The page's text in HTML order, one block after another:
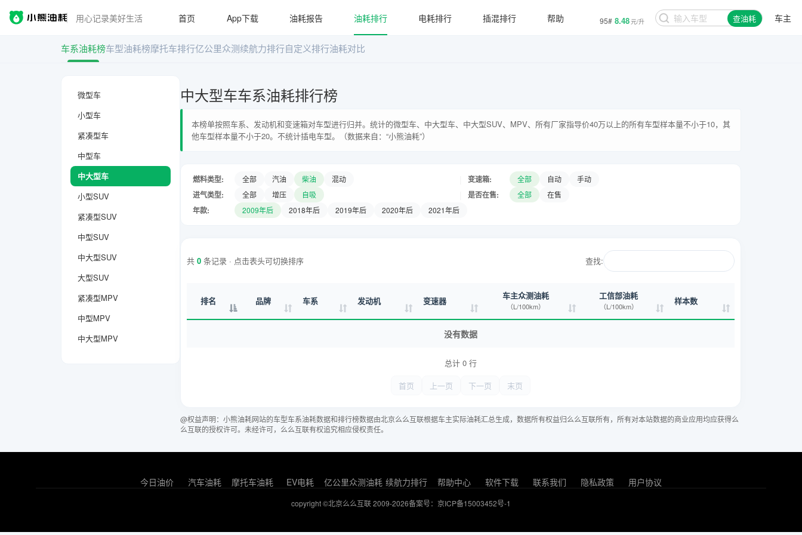
用心记录美好生活 95# 8.48 元/升 查油耗 车主
首页 App下载 油耗报告 油耗排行 电耗排行 插混排行 帮助
车系油耗榜车型油耗榜摩托车排行亿公里众测续航力排行自定义排行油耗对比
微型车
小型车
紧凑型车
中型车
中大型车
小型SUV
紧凑型SUV
中型SUV
中大型SUV
大型SUV
紧凑型MPV
中型MPV
中大型MPV
中大型车车系油耗排行榜
本榜单按照车系、发动机和变速箱对车型进行归并。统计的微型车、中大型车、中大型SUV、MPV、所有厂家指导价40万以上的所有车型样本量不小于10，其
他车型样本量不小于20。不统计插电车型。（数据来自：“小熊油耗”）
燃料类型: 全部 汽油 柴油 混动 变速箱: 全部 自动 手动
进气类型: 全部 增压 自吸 是否在售: 全部 在售
年款: 2009年后 2018年后 2019年后 2020年后 2021年后
共 0 条记录 · 点击表头可切换排序 查找:
排名 品牌 车系 发动机 变速器 车主众测油耗
（L/100km）
工信部油耗
（L/100km） 样本数
没有数据
总计 0 行
首页
上一页 下一页 末页
@权益声明：小熊油耗网站的车型车系油耗数据和排行榜数据由北京么么互联根据车主实际油耗汇总生成，数据所有权益归么么互联所有，所有对本站数据的商业应用均应获得么
么互联的授权许可。未经许可，么么互联有权追究相应侵权责任。
今日油价 汽车油耗 摩托车油耗 EV电耗 亿公里众测油耗 续航力排行 帮助中心 软件下载 联系我们 隐私政策 用户协议
copyright ©北京么么互联 2009-2026备案号：京ICP备15003452号-1